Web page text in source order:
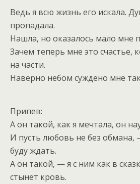
Ведь я всю жизнь его искала.
пропадала.
Нашла, но оказалось мало мне
Зачем теперь мне это счастье,
на части.
Наверно небом суждено мне
Припев:
А он такой, как я мечтала, он
И пусть любовь не без обмана,
буду ждать.
А он такой, — я с ним как в
стынет кровь.